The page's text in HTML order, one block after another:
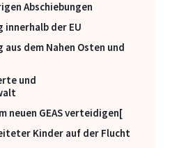
Abschiebungen
innerhalb der EU
dem Nahen Osten und
und
neuen GEAS verteidigen[
Kinder auf der Flucht